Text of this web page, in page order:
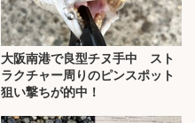
大阪南港で良型チヌ手中 スト
ラクチャー周りのピンスポット
狙い撃ちが的中！